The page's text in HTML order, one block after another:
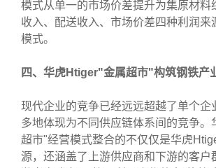
模式从单一的市场价差提升为集原材料
收入、配送收入、市场价差四种利润来
模式。
四、华虎Htiger"金属超市"构筑钢铁产
现代企业的竞争已经远远超越了单个企
多地体现为不同供应链体系间的竞争。
超市"经营模式整合的不仅仅是华虎
源，还涵盖了上游供应商和下游的客户